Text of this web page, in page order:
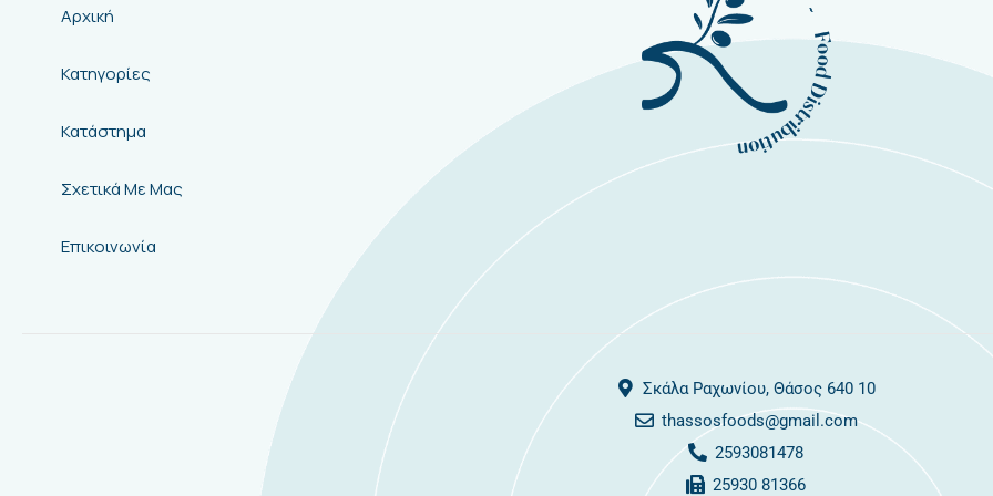
Αρχική
Κατηγορίες
Κατάστημα
Σχετικά Με Μας
Επικοινωνία
Σκάλα Ραχωνίου, Θάσος 640 10
thassosfoods@gmail.com
2593081478
25930 81366